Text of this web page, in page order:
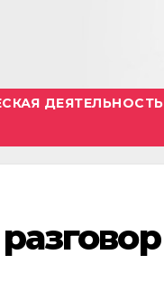
ДЕЯТЕЛЬНОСТЬ